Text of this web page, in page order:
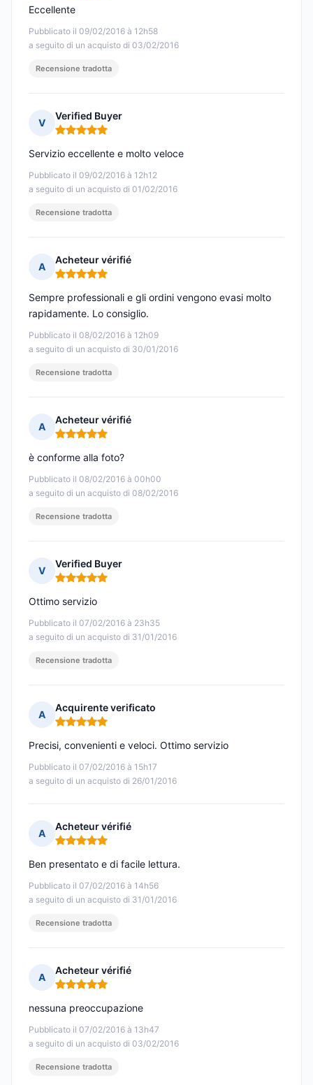
Pubblicato il 09/02/2016 à 12h58
a seguito di un acquisto di 03/02/2016
Eccellente
Recensione tradotta
V
Verified Buyer
Nota: 5 su 5
Pubblicato il 09/02/2016 à 12h12
a seguito di un acquisto di 01/02/2016
Servizio eccellente e molto veloce
Recensione tradotta
A
Acheteur vérifié
Nota: 5 su 5
Pubblicato il 08/02/2016 à 12h09
a seguito di un acquisto di 30/01/2016
Sempre professionali e gli ordini vengono evasi molto
rapidamente. Lo consiglio.
Recensione tradotta
A
Acheteur vérifié
Nota: 5 su 5
Pubblicato il 08/02/2016 à 00h00
a seguito di un acquisto di 08/02/2016
è conforme alla foto?
Recensione tradotta
V
Verified Buyer
Nota: 5 su 5
Pubblicato il 07/02/2016 à 23h35
a seguito di un acquisto di 31/01/2016
Ottimo servizio
Recensione tradotta
A
Acquirente verificato
Nota: 5 su 5
Pubblicato il 07/02/2016 à 15h17
a seguito di un acquisto di 26/01/2016
Precisi, convenienti e veloci. Ottimo servizio
A
Acheteur vérifié
Nota: 5 su 5
Pubblicato il 07/02/2016 à 14h56
a seguito di un acquisto di 31/01/2016
Ben presentato e di facile lettura.
Recensione tradotta
A
Acheteur vérifié
Nota: 5 su 5
Pubblicato il 07/02/2016 à 13h47
a seguito di un acquisto di 03/02/2016
nessuna preoccupazione
Recensione tradotta